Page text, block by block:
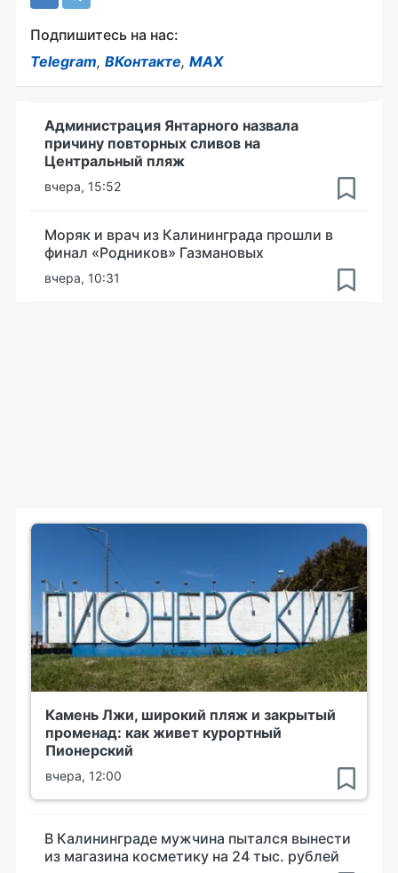
Подпишитесь на нас:
Telegram, ВКонтакте, MAX
Администрация Янтарного назвала
причину повторных сливов на
Центральный пляж
вчера, 15:52
Моряк и врач из Калининграда прошли в
финал «Родников» Газмановых
вчера, 10:31
Камень Лжи, широкий пляж и закрытый
променад: как живет курортный
Пионерский
вчера, 12:00
В Калининграде мужчина пытался вынести
из магазина косметику на 24 тыс. рублей